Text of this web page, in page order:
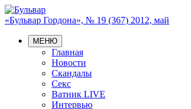
«Бульвар Гордона», № 19 (367) 2012, май
МЕНЮ
Главная
Новости
Скандалы
Секс
Ватник LIVE
Интервью